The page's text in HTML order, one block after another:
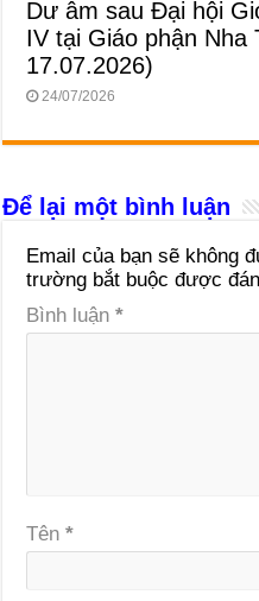
Dư âm sau Đại hội
IV tại Giáo phận Nha
17.07.2026)
24/07/2026
Để lại một bình luận
Email của bạn sẽ không
trường bắt buộc được
Bình luận*
Tên*